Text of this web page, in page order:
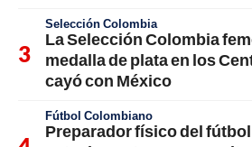
Selección Colombia
La Selección Colombia
medalla de plata en los
cayó con México
Fútbol Colombiano
Preparador físico del